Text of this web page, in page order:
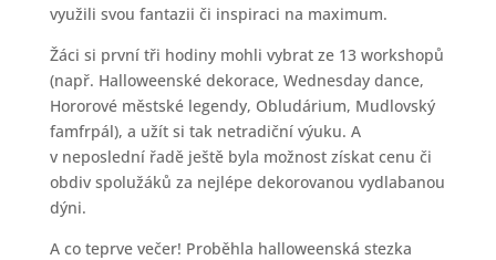
využili svou fantazii či inspiraci na maximum.
Žáci si první tři hodiny mohli vybrat ze 13 workshopů
(např. Halloweenské dekorace, Wednesday dance,
Hororové městské legendy, Obludárium, Mudlovský
famfrpál), a užít si tak netradiční výuku. A
v neposlední řadě ještě byla možnost získat cenu či
obdiv spolužáků za nejlépe dekorovanou vydlabanou
dýni.
A co teprve večer! Proběhla halloweenská stezka